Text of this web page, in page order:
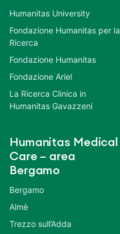
Humanitas University
Fondazione Humanitas per la
Ricerca
Fondazione Humanitas
Fondazione Ariel
La Ricerca Clinica in
Humanitas Gavazzeni
Humanitas Medical
Care – area
Bergamo
Bergamo
Almè
Trezzo sull’Adda